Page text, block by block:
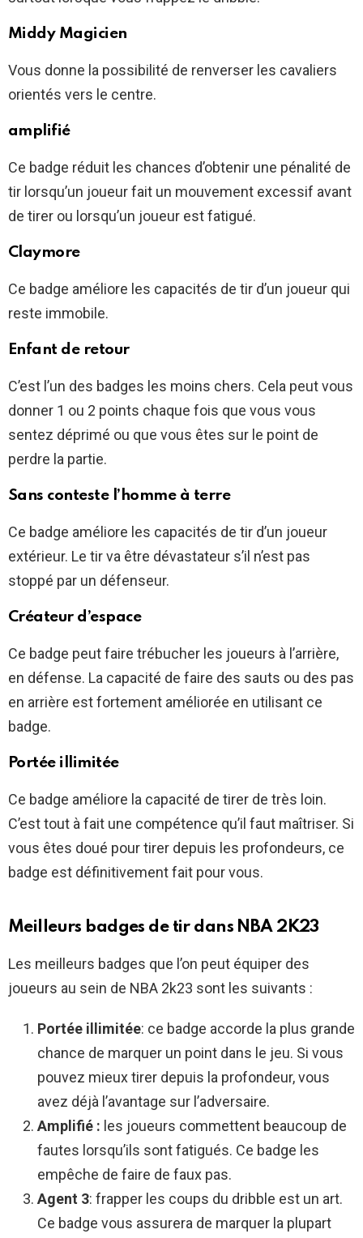
Middy Magicien
Vous donne la possibilité de renverser les cavaliers
orientés vers le centre.
amplifié
Ce badge réduit les chances d’obtenir une pénalité de
tir lorsqu’un joueur fait un mouvement excessif avant
de tirer ou lorsqu’un joueur est fatigué.
Claymore
Ce badge améliore les capacités de tir d’un joueur qui
reste immobile.
Enfant de retour
C’est l’un des badges les moins chers. Cela peut vous
donner 1 ou 2 points chaque fois que vous vous
sentez déprimé ou que vous êtes sur le point de
perdre la partie.
Sans conteste l’homme à terre
Ce badge améliore les capacités de tir d’un joueur
extérieur. Le tir va être dévastateur s’il n’est pas
stoppé par un défenseur.
Créateur d’espace
Ce badge peut faire trébucher les joueurs à l’arrière,
en défense. La capacité de faire des sauts ou des pas
en arrière est fortement améliorée en utilisant ce
badge.
Portée illimitée
Ce badge améliore la capacité de tirer de très loin.
C’est tout à fait une compétence qu’il faut maîtriser. Si
vous êtes doué pour tirer depuis les profondeurs, ce
badge est définitivement fait pour vous.
Meilleurs badges de tir dans NBA 2K23
Les meilleurs badges que l’on peut équiper des
joueurs au sein de NBA 2k23 sont les suivants :
Portée illimitée: ce badge accorde la plus grande
chance de marquer un point dans le jeu. Si vous
pouvez mieux tirer depuis la profondeur, vous
avez déjà l’avantage sur l’adversaire.
Amplifié : les joueurs commettent beaucoup de
fautes lorsqu’ils sont fatigués. Ce badge les
empêche de faire de faux pas.
Agent 3: frapper les coups du dribble est un art.
Ce badge vous assurera de marquer la plupart